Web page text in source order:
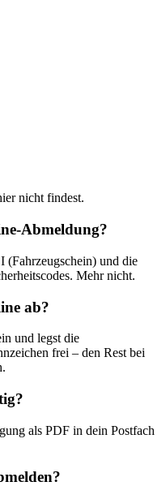
nicht findest.
Abmeldung?
(Fahrzeugschein) und die
Mehr nicht.
ab?
und legst die
frei – den Rest bei
als PDF in dein Postfach